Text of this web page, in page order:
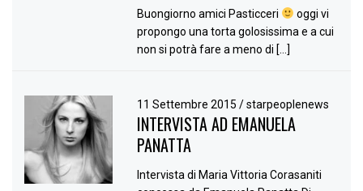
Buongiorno amici Pasticceri
oggi vi
propongo una torta golosissima e a cui
non si potrà fare a meno di […]
11 Settembre 2015/ starpeoplenews
INTERVISTA AD EMANUELA
PANATTA
Intervista di Maria Vittoria Corasaniti